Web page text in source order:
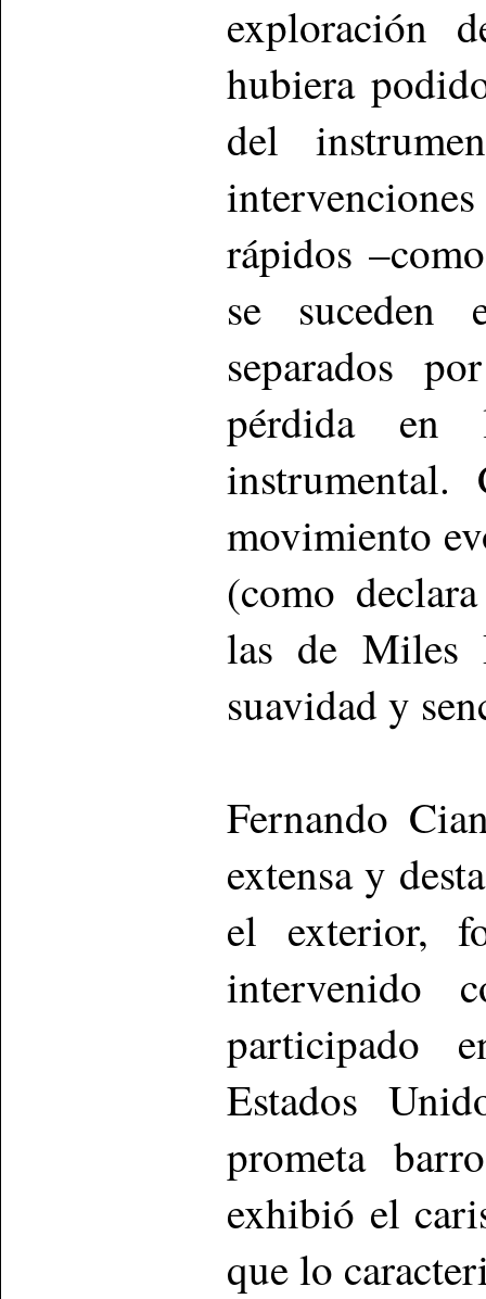
exploración
hubiera
del
rápidos
se suceden
separados
pérdida en
movimiento
(como
las de Miles
suavidad y
Fernando
extensa y
el exterior,
intervenido
participado
Estados
prometa
exhibió el
que lo